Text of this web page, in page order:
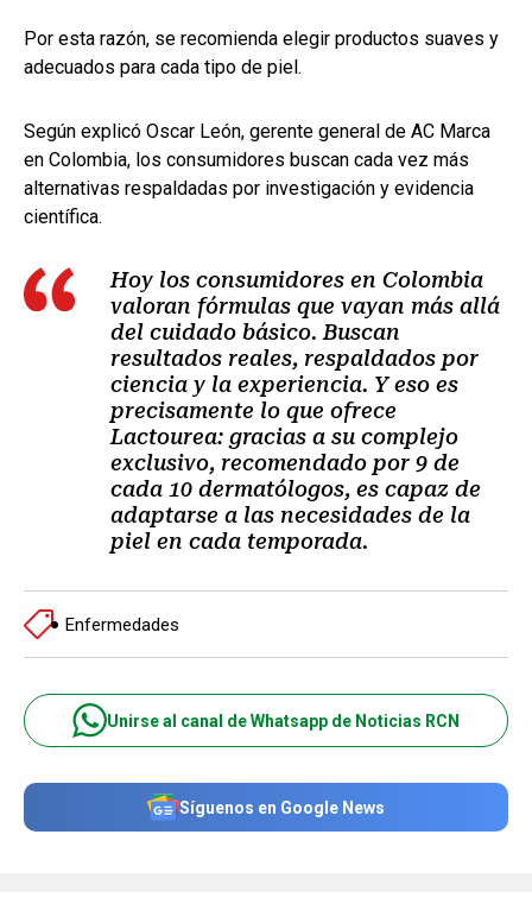
Por esta razón, se recomienda elegir productos suaves y
adecuados para cada tipo de piel.
Según explicó Oscar León, gerente general de AC Marca
en Colombia, los consumidores buscan cada vez más
alternativas respaldadas por investigación y evidencia
científica.
Hoy los consumidores en Colombia
valoran fórmulas que vayan más allá
del cuidado básico. Buscan
resultados reales, respaldados por
ciencia y la experiencia. Y eso es
precisamente lo que ofrece
Lactourea: gracias a su complejo
exclusivo, recomendado por 9 de
cada 10 dermatólogos, es capaz de
adaptarse a las necesidades de la
piel en cada temporada.
Enfermedades
Unirse al canal de Whatsapp de Noticias RCN
Síguenos en Google News